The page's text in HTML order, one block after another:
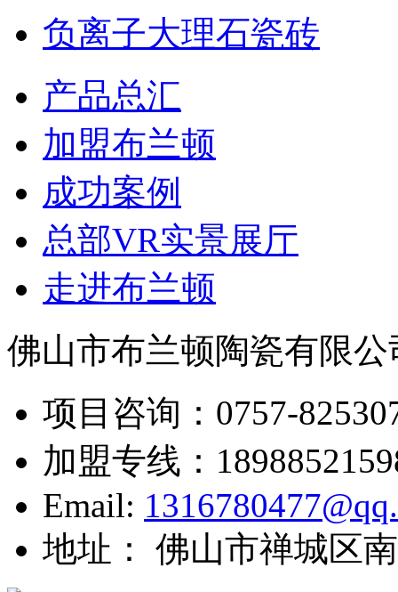
负离子大理石瓷砖
产品总汇
加盟布兰顿
成功案例
总部VR实景展厅
走进布兰顿
佛山市布兰顿陶瓷有限公
项目咨询： 0757-
加盟专线：
Email:
地址： 佛山市禅城区